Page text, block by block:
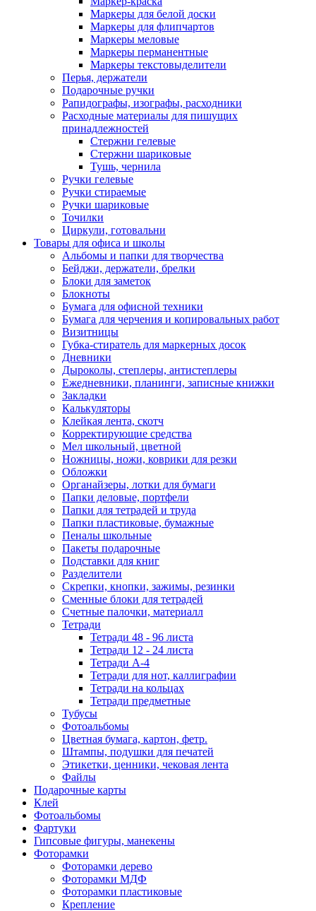
Маркеры для белой доски
Маркеры для флипчартов
Маркеры меловые
Маркеры перманентные
Маркеры текстовыделители
Перья, держатели
Подарочные ручки
Рапидографы, изографы, расходники
Расходные материалы для пишущих
принадлежностей
Стержни гелевые
Стержни шариковые
Тушь, чернила
Ручки гелевые
Ручки стираемые
Ручки шариковые
Точилки
Циркули, готовальни
Товары для офиса и школы
Альбомы и папки для творчества
Бейджи, держатели, брелки
Блоки для заметок
Блокноты
Бумага для офисной техники
Бумага для черчения и копировальных работ
Визитницы
Губка-стиратель для маркерных досок
Дневники
Дыроколы, степлеры, антистеплеры
Ежедневники, планинги, записные книжки
Закладки
Калькуляторы
Клейкая лента, скотч
Корректирующие средства
Мел школьный, цветной
Ножницы, ножи, коврики для резки
Обложки
Органайзеры, лотки для бумаги
Папки деловые, портфели
Папки для тетрадей и труда
Папки пластиковые, бумажные
Пеналы школьные
Пакеты подарочные
Подставки для книг
Разделители
Скрепки, кнопки, зажимы, резинки
Сменные блоки для тетрадей
Счетные палочки, материалл
Тетради
Тетради 48 - 96 листа
Тетради 12 - 24 листа
Тетради А-4
Тетради для нот, каллиграфии
Тетради на кольцах
Тетради предметные
Тубусы
Фотоальбомы
Цветная бумага, картон, фетр.
Штампы, подушки для печатей
Этикетки, ценники, чековая лента
Файлы
Подарочные карты
Клей
Фотоальбомы
Фартуки
Гипсовые фигуры, манекены
Фоторамки
Фоторамки дерево
Фоторамки МДФ
Фоторамки пластиковые
Крепление